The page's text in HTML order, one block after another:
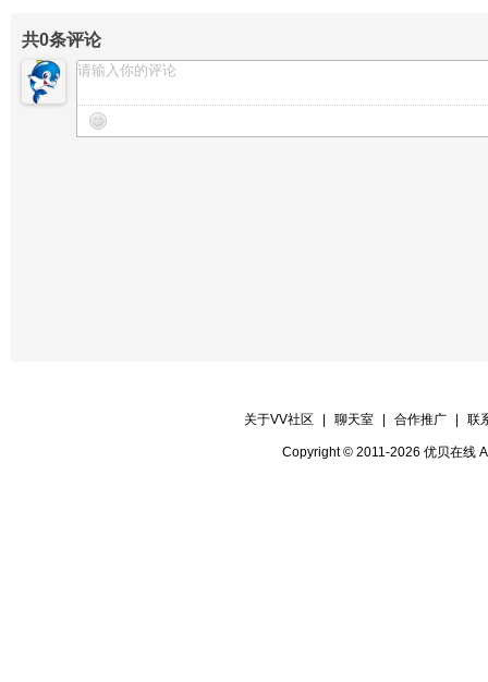
【晚会片花】 冰儿
【晚会秩序】 冬雨 心情感 警魂
共0条评论
关于VV社区 聊天室 合作推广 联
Copyright © 2011-2026 优贝在线